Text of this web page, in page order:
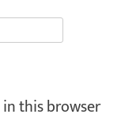
in this browser